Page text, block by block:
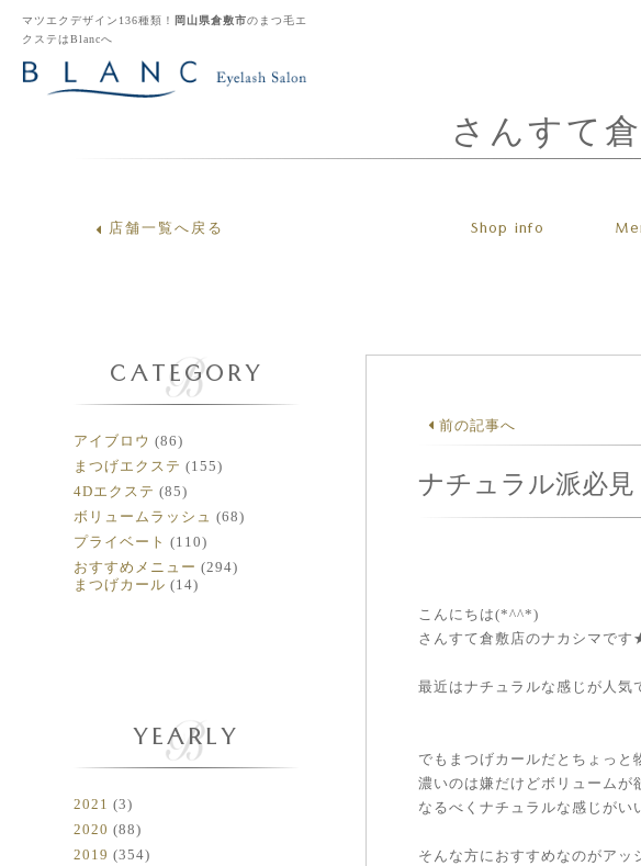
マツエクデザイン136種類！ 岡山県倉敷市のまつ毛エ
クステはBlancへ
さんすて
店舗一覧へ戻る Shop info
CATEGORY
アイブロウ (86)
まつげエクステ (155)
4Dエクステ (85)
ボリュームラッシュ (68)
プライベート (110)
おすすめメニュー (294)
まつげカール (14)
YEARLY
2021 (3)
2020 (88)
2019 (354)
前の記事へ
ナチュラル派必
こんにちは(*^^*)
さんすて倉敷店のナカシマです
最近はナチュラルな感じが人気
でもまつげカールだとちょっと
濃いのは嫌だけどボリュームが
なるべくナチュラルな感じがい
そんな方におすすめなのがアッ